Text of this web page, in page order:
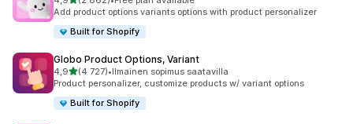
2862 arvostelua yhteensä
Add product options variants options with product personalizer
Built for Shopify
Globo Product Options, Variant
4,9/ 5 tähteä
(4 727)
4727 arvostelua yhteensä
•Ilmainen sopimus saatavilla
Product personalizer, customize products w/ variant options
Built for Shopify